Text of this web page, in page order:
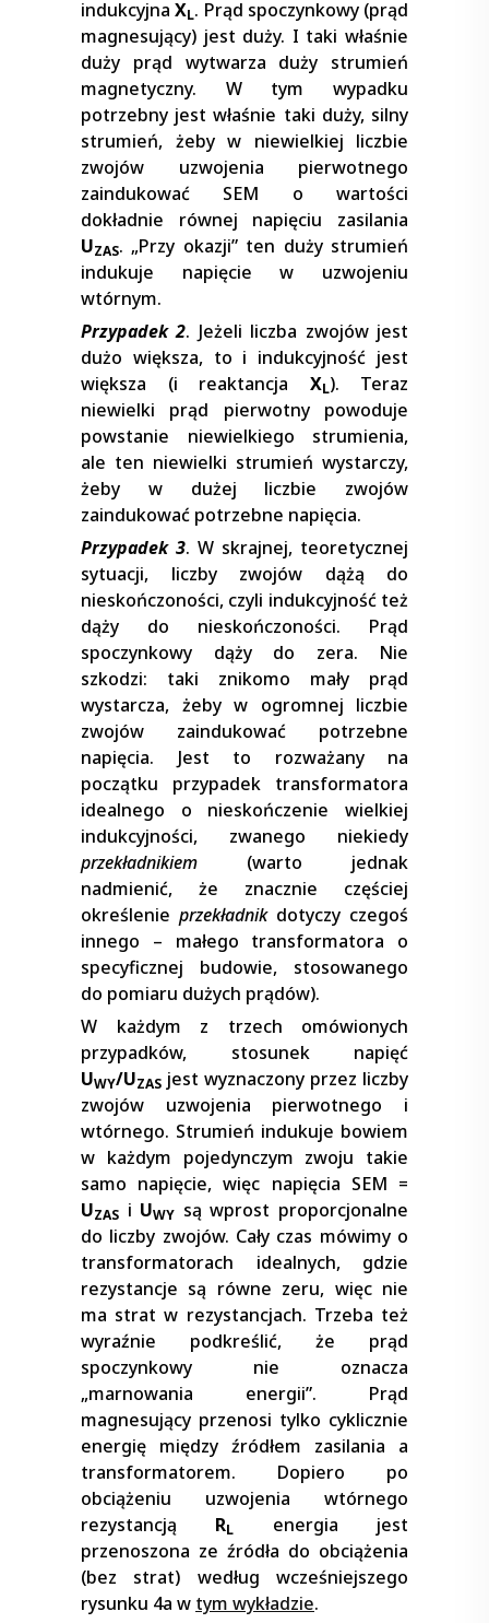
indukcyjnaXL. Prąd spoczynkowy (prąd
magnesujący) jest duży. I taki właśnie
duży prąd wytwarza duży strumień
magnetyczny. W tym wypadku
potrzebny jest właśnie taki duży, silny
strumień, żeby w niewielkiej liczbie
zwojów uzwojenia pierwotnego
zaindukować SEM o wartości
dokładnie równej napięciu zasilania
UZAS. „Przy okazji” ten duży strumień
indukuje napięcie w uzwojeniu
wtórnym.
Przypadek 2. Jeżeli liczba zwojów jest
dużo większa, to i indukcyjność jest
większa (i reaktancja XL). Teraz
niewielki prąd pierwotny powoduje
powstanie niewielkiego strumienia,
ale ten niewielki strumień wystarczy,
żeby w dużej liczbie zwojów
zaindukować potrzebne napięcia.
Przypadek 3. W skrajnej, teoretycznej
sytuacji, liczby zwojów dążą do
nieskończoności, czyli indukcyjność też
dąży do nieskończoności. Prąd
spoczynkowy dąży do zera. Nie
szkodzi: taki znikomo mały prąd
wystarcza, żeby w ogromnej liczbie
zwojów zaindukować potrzebne
napięcia. Jest to rozważany na
początku przypadek transformatora
idealnego o nieskończenie wielkiej
indukcyjności, zwanego niekiedy
przekładnikiem (warto jednak
nadmienić, że znacznie częściej
określenie przekładnikdotyczy czegoś
innego – małego transformatora o
specyficznej budowie, stosowanego
do pomiaru dużych prądów).
W każdym z trzech omówionych
przypadków, stosunek napięć
UWY/UZAS jest wyznaczony przez liczby
zwojów uzwojenia pierwotnego i
wtórnego. Strumień indukuje bowiem
w każdym pojedynczym zwoju takie
samo napięcie, więc napięcia SEM =
UZAS i UWY są wprost proporcjonalne
do liczby zwojów. Cały czas mówimy o
transformatorach idealnych, gdzie
rezystancje są równe zeru, więc nie
ma strat w rezystancjach. Trzeba też
wyraźnie podkreślić, że prąd
spoczynkowy nie oznacza
„marnowania energii”. Prąd
magnesujący przenosi tylko cyklicznie
energię między źródłem zasilania a
transformatorem. Dopiero po
obciążeniu uzwojenia wtórnego
rezystancją RL
energia jest
przenoszona ze źródła do obciążenia
(bez strat) według wcześniejszego
rysunku 4a w tym wykładzie.